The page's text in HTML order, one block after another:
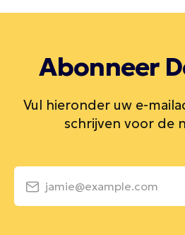
Abonneer
Vul hieronder uw e-
schrijven voor de
jamie@example.com